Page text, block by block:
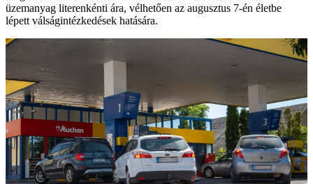
üzemanyag literenkénti ára, vélhetően az augusztus 7-én életbe
lépett válságintézkedések hatására.